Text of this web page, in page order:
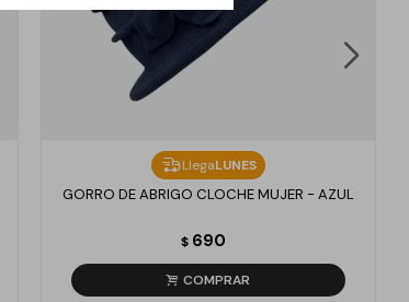
LlegaLUNES
GORRO DE ABRIGO CLOCHE MUJER - AZUL
$ 690